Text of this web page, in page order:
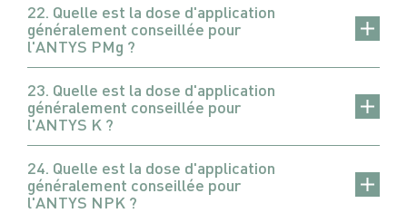
22. Quelle est la dose d'application
généralement conseillée pour
l'ANTYS PMg ?
23. Quelle est la dose d'application
généralement conseillée pour
l'ANTYS K ?
24. Quelle est la dose d'application
généralement conseillée pour
l'ANTYS NPK ?